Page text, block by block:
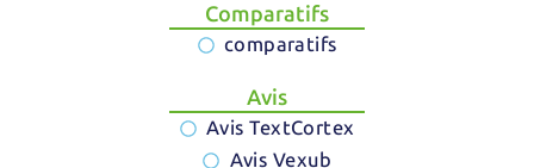
Comparatifs
comparatifs
Avis
Avis TextCortex
Avis Vexub